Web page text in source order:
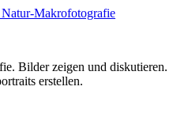
Bilder zeigen und diskutieren.
erstellen.